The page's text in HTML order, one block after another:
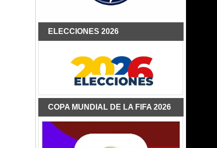
ELECCIONES 2026
COPA MUNDIAL DE LA FIFA 2026